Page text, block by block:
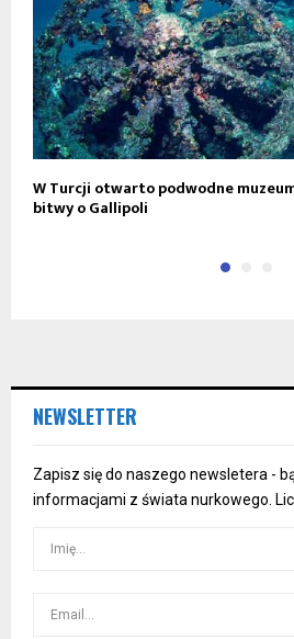
W Turcji otwarto podwodne
bitwy o Gallipoli
NEWSLETTER
Zapisz się do naszego newsletera -
informacjami z świata nurkowego.